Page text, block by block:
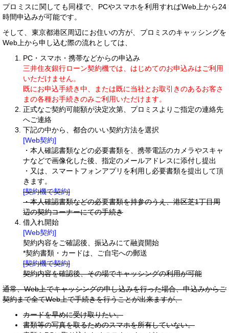
プロミスに関しても同様で、PCやスマホを利用すればWeb上から24
時間申込みが可能です。
そして、東京都港区周辺にお住いの方が、プロミスのキャッシングを
Web上から申し込む際の流れとしては、
PC・スマホ・携帯などからの申込み
三井住友銀行ローン契約機では、はじめてのお申込みはご利用
いただけません。
既にお申込手続き中、または既に当社とお取引きのあるお客さ
まの各種お手続きのみご利用いただけます。
正式なご契約可能額が決定次第、プロミスよりご指定の連絡先
へご連絡
下記の中から、都合のいい契約方法を選択
[Web契約]
・本人確認書類などの必要書類を、携帯電話のカメラやスキャ
ナなどで画像化した後、指定のメールアドレスに添付し提出
・又は、スマートフォンアプリを利用し必要書類を提出して頂
きます。
[契約機で契約]
・本人確認書類などの必要書類を持参のうえ、港区芝1丁目周
辺の契約コーナーにての手続き
借入れ開始
[Web契約]
契約内容をご確認後、振込みにて融資開始
*契約書類・カードは、ご自宅への郵送
[契約機で契約]
契約内容を確認後、その場でキャッシングの利用が可能
通常、Web上でキャッシングの申し込みを行った場合、申込みからご
契約まで全てWeb上で手続きを行うことが出来ますが、
カードを早めに受け取りたい。
書類等の写真を取るためのスマホを所有していない。